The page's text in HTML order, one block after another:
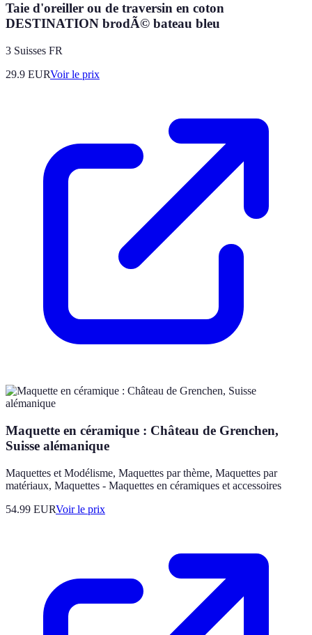
Taie d'oreiller ou de traversin en coton
DESTINATION brodÃ© bateau bleu
3 Suisses FR
29.9 EURVoir le prix
Maquette en céramique : Château de Grenchen,
Suisse alémanique
Maquettes et Modélisme, Maquettes par thème, Maquettes par
matériaux, Maquettes - Maquettes en céramiques et accessoires
54.99 EURVoir le prix